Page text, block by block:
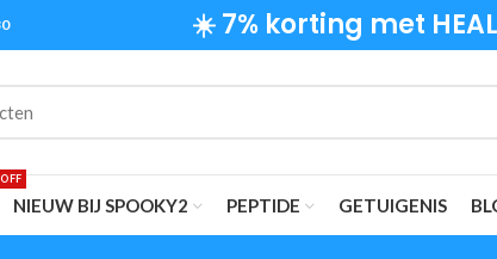
☀️ 7% korting met
NIEUW BIJ SPOOKY2 PEPTIDE GETUIGENIS